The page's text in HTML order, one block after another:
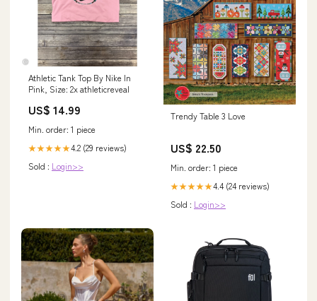
Athletic Tank Top By Nike In
Pink, Size: 2x athleticreveal
US$ 14.99
Min. order: 1 piece
★★★★★4.2 (29 reviews)
Sold : Login>>
Trendy Table 3 Love
US$ 22.50
Min. order: 1 piece
★★★★★4.4 (24 reviews)
Sold : Login>>